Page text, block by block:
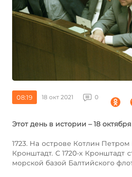
08:19 18 окт 2021 0
Этот день в истории – 18 октября
1723. На острове Котлин
Кронштадт. С 1720-х Кронштадт
морской базой Балтийского